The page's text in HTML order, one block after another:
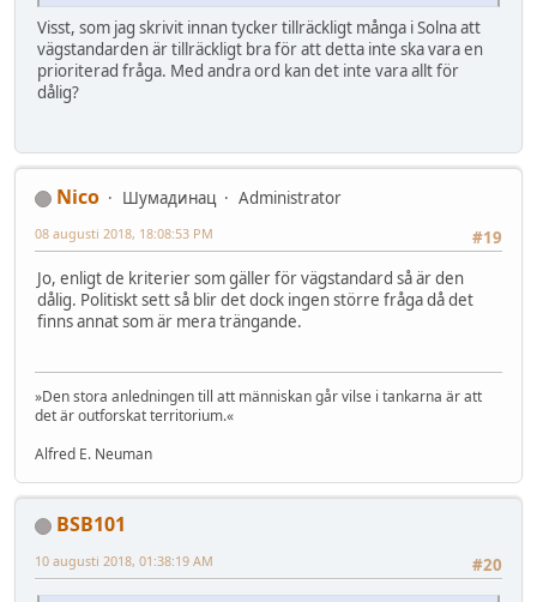
Visst, som jag skrivit innan tycker tillräckligt många i Solna att
vägstandarden är tillräckligt bra för att detta inte ska vara en
prioriterad fråga. Med andra ord kan det inte vara allt för
dålig?
Nico Шумадинац
Administrator
#19
08 augusti 2018, 18:08:53 PM
Jo, enligt de kriterier som gäller för vägstandard så är den
dålig. Politiskt sett så blir det dock ingen större fråga då det
finns annat som är mera trängande.
»Den stora anledningen till att människan går vilse i tankarna är att
det är outforskat territorium.«
Alfred E. Neuman
BSB101
#20
10 augusti 2018, 01:38:19 AM